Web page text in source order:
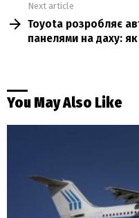
Next article
Toyota розробляє
панелями на даху:
You May Also Like